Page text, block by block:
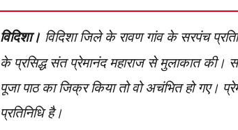
विदिशा। विदिशा जिले के रावण गांव के सरपंच
के प्रसिद्ध संत प्रेमानंद महाराज से मुलाकात की।
पूजा पाठ का जिक्र किया तो वो अचंभित हो गए।
प्रतिनिधि है।